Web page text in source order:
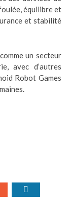
équilibre et
et stabilité
un secteur
avec d’autres
Robot Games